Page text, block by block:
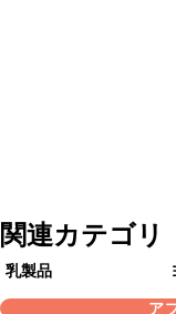
関連カテゴリ
乳製品
ア